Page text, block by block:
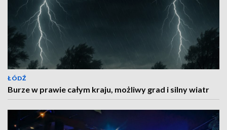
ŁÓDŹ
Burze w prawie całym kraju, możliwy grad i silny wiatr